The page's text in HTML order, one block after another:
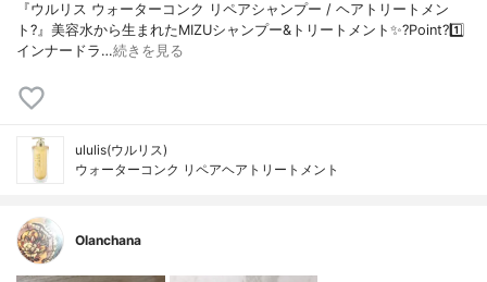
『ウルリス ウォーターコンク リペアシャンプー / ヘアトリートメン
ト?』美容水から生まれたMIZUシャンプー&トリートメント✨?Point?1️⃣
インナードラ…続きを見る
ululis(ウルリス)
ウォーターコンク リペアヘアトリートメント
Olanchana